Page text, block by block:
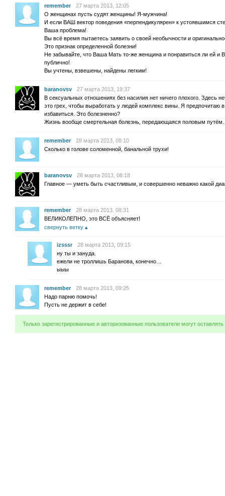
remember
27 марта 2013, 12:05
О женщинах пусть судят женщины! Я-мужчина!
И если ВАШ вектор поведения «перпендикулярен» к устоявшимся
Ваша проблема!
Вы всё время пытаетесь заявить о своей необычности и
Это признак определенной болезни!
Не забывайте, что Ваша Мать то-же женщина и понравиться ли ей и
публично!
Вы учтены, взвешены, найдены легким!
baranovsv
27 марта 2013, 19:37
В сексуальных отношениях без насилия нет ничего плохого. Здесь
это грех, чтобы выработать у людей комплекс вины. Я предпочитаю
избавиться. Это болезненно?
Жизнь вообще смертельная болезнь, передающаяся половым путём.
remember
28 марта 2013, 08:10
Сколько в голове соломенной, банальной трухи!
baranovsv
28 марта 2013, 08:18
Главное — уметь быть счастливым, и совершенно неважно какой
remember
28 марта 2013, 08:31
ВЕЛИКОЛЕПНО, это ВСЁ объясняет!
свернуть ветку
izsssr
28 марта 2013, 09:15
ну ты и зануда.
ежели не троллишь Баранова, конечно…
ыыы
remember
28 марта 2013, 09:25
Надо парню помочь!
Пусть не держит в себе!
Только зарегистрированные и авторизованные пользователи могут